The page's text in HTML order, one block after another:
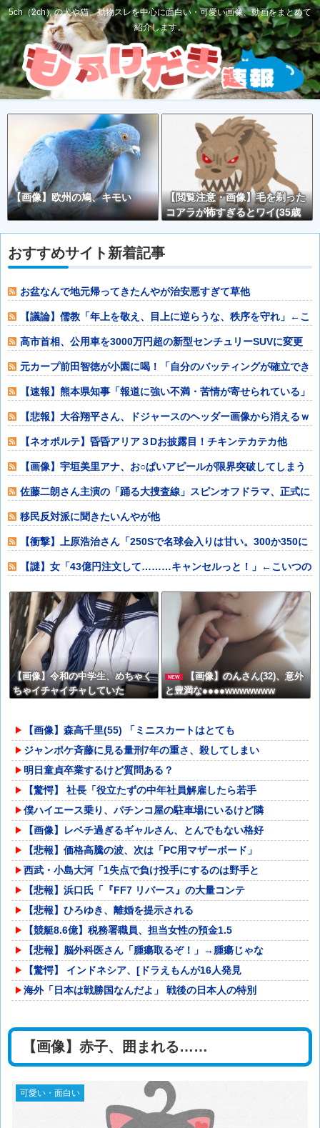
5ch（2ch）の犬や猫、動物スレを中心に面白い・可愛い画像、動画をまとめて
紹介します。
【画像】欧州の鳩、キモい
【閲覧注意・画像】毛を剃った
コアラが怖すぎるとワイ(35歳
おすすめサイト新着記事
お盆なんで地元帰ってきたんやが治安悪すぎて草他
【議論】儒教「年上を敬え、目上に逆らうな、秩序を守れ」←こ
れが東アジアに
高市首相、公用車を3000万円超の新型センチュリーSUVに変更
ｗｗｗｗｗ
元カープ前田智徳が小園に喝！「自分のバッティングが確立でき
ていない」他
【速報】熊本県知事「報道に強い不満・苦情が寄せられている」
→TBSの報道
【悲報】大谷翔平さん、ドジャースのヘッダー画像から消えるｗ
ｗｗｗｗｗｗｗ
【ネオポルテ】昏昏アリア３Dお披露目！チキンテカテカ他
【画像】宇垣美里アナ、お○ぱいアピールが限界突破してしまう
ｗｗｗｗｗｗ他
佐藤二朗さん主演の「踊る大捜査線」スピンオフドラマ、正式に
中止との報道他
移民反対派に聞きたいんやが他
【衝撃】上原浩治さん「250Sで名球会入りは甘い。300か350に
上げて
【謎】女「43億円注文して………キャンセルっと！」←こいつの
【画像】令和の中学生、めちゃく
ちゃイチャイチャしていた
NEW
【画像】のんさん(32)、意外
と豊満な●●●●wwwwwww
【画像】森高千里(55) 「ミニスカートはとても
ジャンポケ斉藤に見る量刑7年の重さ、殺してしまい
明日童貞卒業するけど質問ある？
【驚愕】 社長「役立たずの中年社員解雇したら若手
僕ハイエース乗り、パチンコ屋の駐車場にいるけど隣
【画像】レベチ過ぎるギャルさん、とんでもない格好
【悲報】価格高騰の波、次は「PC用マザーボード」
西武・小島大河「1失点で負け投手にするのは野手と
【悲報】浜口氏「『FF7 リバース』の大量コンテ
【悲報】ひろゆき、離婚を提示される
【競艇8.6億】税務署職員、担当女性の預金1.5
【悲報】脳外科医さん「腫瘍取るぞ！」→腫瘍じゃな
【驚愕】 インドネシア、[ドラえもんが16人発見
海外「日本は戦勝国なんだよ」 戦後の日本人の特別
【画像】赤子、囲まれる……
可愛い・面白い